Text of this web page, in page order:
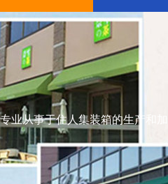
专业从事于住人集装箱的生产和加